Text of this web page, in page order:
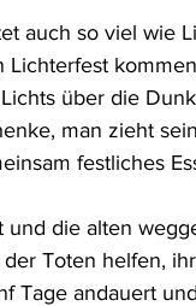
auch so viel wie
über die
man zieht
festliches
die alten
Toten helfen,
Tage andauert